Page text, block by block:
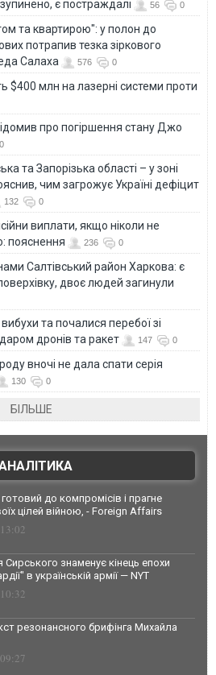
є постраждалі 56 0
та квартирою": у полон до
потрапив тезка зіркового
Салаха
576 0
$400 млн на лазерні системи проти
про погіршення стану Джо
0
та Запорізька області – у зоні
чим загрожує Україні дефіцит
132 0
виплати, якщо ніколи не
пояснення
236 0
Салтівський район Харкова: є
двоє людей загинули
та почалися перебої зі
дронів та ракет
147 0
вночі не дала спати серія
130 0
БІЛЬШЕ
до компромісів і прагне
цілей війною, - Foreign Affairs
Сирського знаменує кінець епохи
в українській армії — NYT
резонансного брифінга Михайла